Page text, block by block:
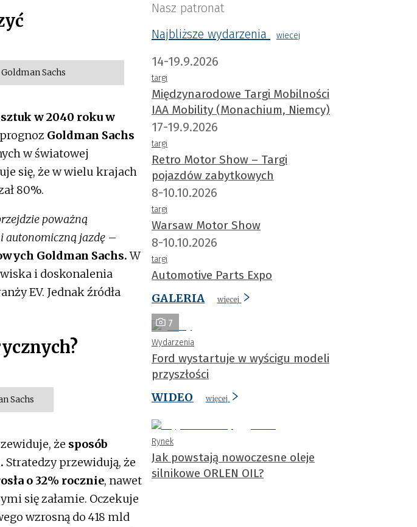
Sachs
w 2040 rokuw
Goldman Sachs
w światowej
się, że w wielu krajach
80%.
poważną
autonomiczną jazdę –
Goldman Sachs.W
i doskonalenia
EV. Jednak źródła
Sachs
że sposób
Stratedzy przewidują, że
o 32% rocznie, nawet
się załamie. Oczekuje
wzrosną do 418 mld
Nasz patronat
Najbliższe wydarzenia
wiecej
14-19.9.2026
targi
Międzynarodowe Targi Mobilności
IAA Mobility (Monachium, Niemcy)
17-19.9.2026
targi
Retro Motor Show – Targi
pojazdów zabytkowych
8-10.10.2026
targi
Warsaw Motor Show
8-10.10.2026
targi
Automotive Parts Expo
GALERIA
więcej
7
Wydarzenia
Ford wystartuje w wyścigu modeli
przyszłości
WIDEO
więcej
Rynek
Jak powstają nowoczesne oleje
silnikowe ORLEN OIL?